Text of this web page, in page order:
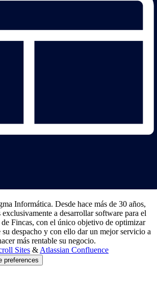
Informática. Desde hace más de 30 años,
exclusivamente a desarrollar software para el
Fincas, con el único objetivo de optimizar
su despacho y con ello dar un mejor servicio a
más rentable su negocio.
Sites &Atlassian Confluence
preferences